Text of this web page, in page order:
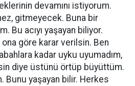
devamını istiyorum.
gitmeyecek. Buna bir
Bu acıyı yaşayan biliyor.
göre karar verilsin. Ben
kadar uyku uyumadım,
diye üstünü örtüp büyüttüm.
Bunu yaşayan bilir. Herkes